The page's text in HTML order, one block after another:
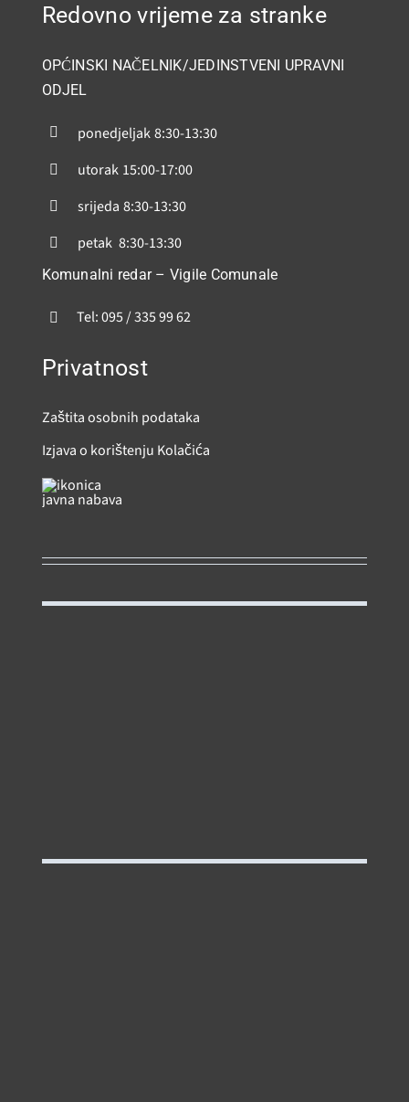
Redovno vrijeme za stranke
OPĆINSKI NAČELNIK/JEDINSTVENI UPRAVNI
ODJEL
ponedjeljak8:30-13:30
utorak 15:00-17:00
srijeda 8:30-13:30
petak 8:30-13:30
Komunalni redar – Vigile Comunale
Tel: 095 / 335 99 62
Privatnost
Zaštita osobnih podataka
Izjava o korištenju Kolačića